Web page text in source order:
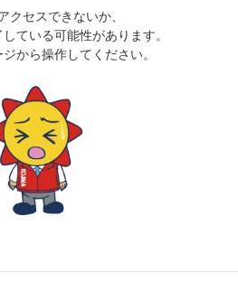
クセスできないか、
ている可能性があります。
から操作してください。